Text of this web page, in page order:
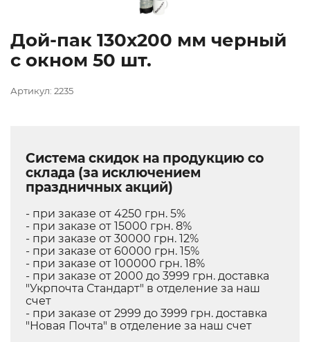
Дой-пак 130х200 мм черный
с окном 50 шт.
Артикул: 2235
Система скидок на продукцию со
склада (за исключением
праздничных акций)
- при заказе от 4250 грн. 5%
- при заказе от 15000 грн. 8%
- при заказе от 30000 грн. 12%
- при заказе от 60000 грн. 15%
- при заказе от 100000 грн. 18%
- при заказе от 2000 до 3999 грн. доставка
"Укрпочта Стандарт" в отделение за наш
счет
- при заказе от 2999 до 3999 грн. доставка
"Новая Почта" в отделение за наш счет